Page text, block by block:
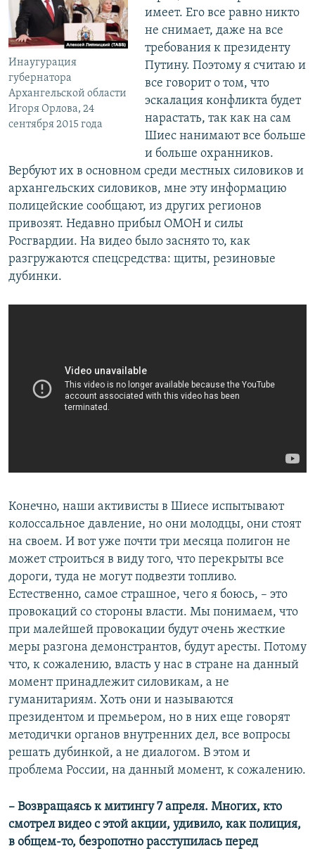
Инаугурация
губернатора
Архангельской области
Игоря Орлова, 24
сентября 2015 года
имеет. Его все равно никто
не снимает, даже на все
требования к президенту
Путину. Поэтому я считаю и
все говорит о том, что
эскалация конфликта будет
нарастать, так как на сам
Шиес нанимают все больше
и больше охранников.
Вербуют их в основном среди местных силовиков и
архангельских силовиков, мне эту информацию
полицейские сообщают, из других регионов
привозят. Недавно прибыл ОМОН и силы
Росгвардии. На видео было заснято то, как
разгружаются спецсредства: щиты, резиновые
дубинки.
Конечно, наши активисты в Шиесе испытывают
колоссальное давление, но они молодцы, они стоят
на своем. И вот уже почти три месяца полигон не
может строиться в виду того, что перекрыты все
дороги, туда не могут подвезти топливо.
Естественно, самое страшное, чего я боюсь, – это
провокаций со стороны власти. Мы понимаем, что
при малейшей провокации будут очень жесткие
меры разгона демонстрантов, будут аресты. Потому
что, к сожалению, власть у нас в стране на данный
момент принадлежит силовикам, а не
гуманитариям. Хоть они и называются
президентом и премьером, но в них еще говорят
методички органов внутренних дел, все вопросы
решать дубинкой, а не диалогом. В этом и
проблема России, на данный момент, к сожалению.
– Возвращаясь к митингу 7 апреля. Многих, кто
смотрел видео с этой акции, удивило, как полиция,
в общем-то, безропотно расступилась перед